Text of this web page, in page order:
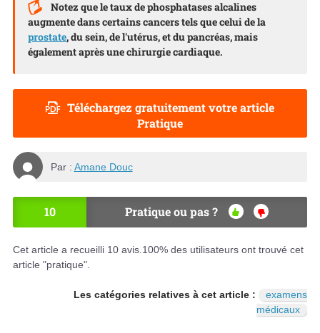
Notez que le taux de phosphatases alcalines
augmente dans certains cancers tels que celui de la
prostate, du sein, de l'utérus, et du pancréas, mais
également après une chirurgie cardiaque.
Téléchargez gratuitement votre article
Pratique
Par : Amane Douc
10 Pratique ou pas ?
OU
NO
N
Cet article a recueilli 10 avis. 100% des utilisateurs ont trouvé cet
article "pratique".
Les catégories relatives à cet article :
examens
médicaux